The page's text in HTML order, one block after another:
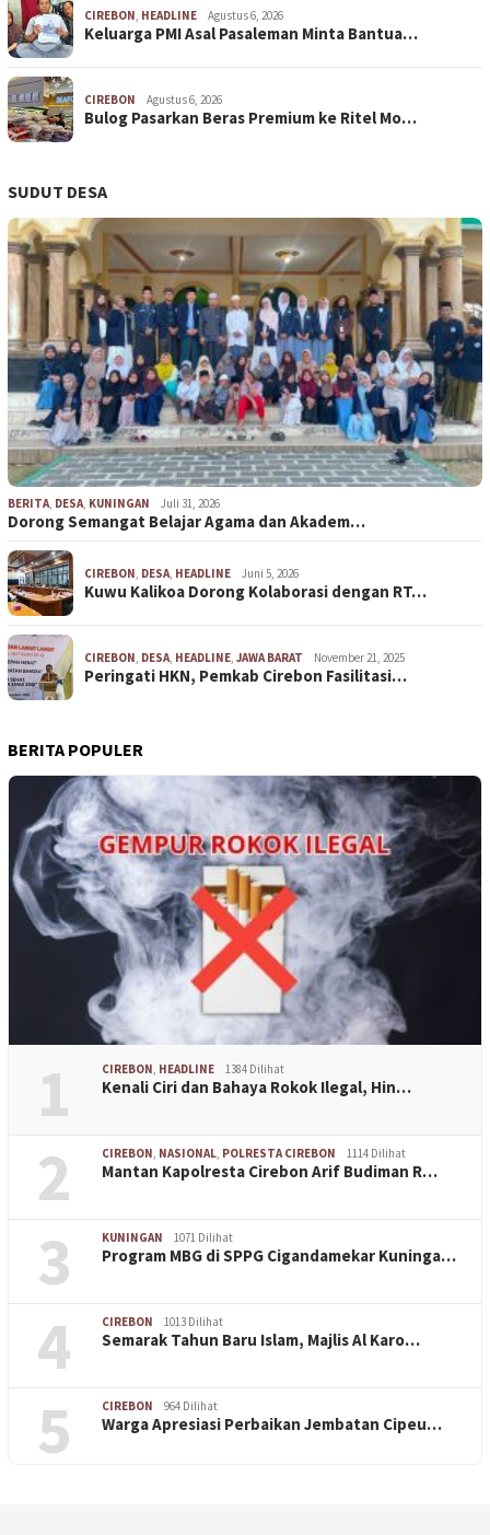
CIREBON HEADLINE Agustus 6, 2026
Keluarga PMI Asal Pasaleman Minta Bantua…
CIREBON Agustus 6, 2026
Bulog Pasarkan Beras Premium ke Ritel Mo…
SUDUT DESA
BERITA DESA KUNINGAN Juli 31, 2026
Dorong Semangat Belajar Agama dan Akadem…
CIREBON DESA HEADLINE Juni 5, 2026
Kuwu Kalikoa Dorong Kolaborasi dengan RT…
CIREBON DESA HEADLINE JAWA BARAT November 21, 2025
Peringati HKN, Pemkab Cirebon Fasilitasi…
BERITA POPULER
1 CIREBON HEADLINE 1384 Dilihat
Kenali Ciri dan Bahaya Rokok Ilegal, Hin…
2 CIREBON NASIONAL POLRESTA CIREBON 1114 Dilihat
Mantan Kapolresta Cirebon Arif Budiman R…
3 KUNINGAN 1071 Dilihat
Program MBG di SPPG Cigandamekar Kuninga…
4 CIREBON 1013 Dilihat
Semarak Tahun Baru Islam, Majlis Al Karo…
5 CIREBON 964 Dilihat
Warga Apresiasi Perbaikan Jembatan Cipeu…